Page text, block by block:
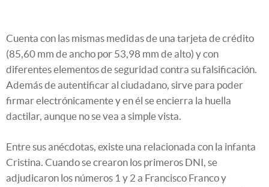
Cuenta con las mismas medidas de una tarjeta de crédito
(85,60 mm de ancho por 53,98 mm de alto) y con
diferentes elementos de seguridad contra su falsificación.
Además de autentificar al ciudadano, sirve para poder
firmar electrónicamente y en él se encierra la huella
dactilar, aunque no se vea a simple vista.
Entre sus anécdotas, existe una relacionada con la infanta
Cristina. Cuando se crearon los primeros DNI, se
adjudicaron los números 1 y 2 a Francisco Franco y